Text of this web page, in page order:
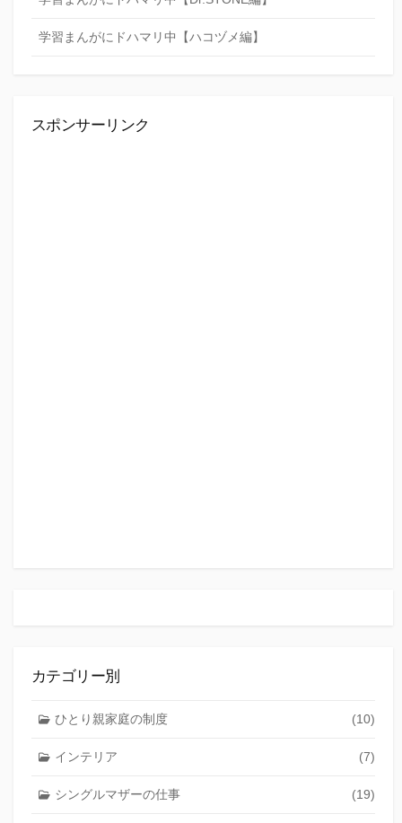
学習まんがにドハマリ中【ハコヅメ編】
スポンサーリンク
カテゴリー別
ひとり親家庭の制度 (10)
インテリア (7)
シングルマザーの仕事 (19)